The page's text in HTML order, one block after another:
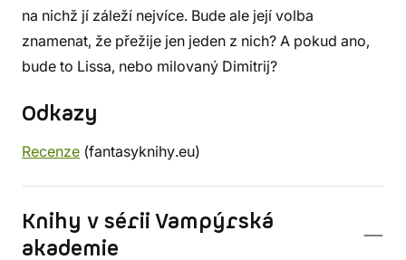
na nichž jí záleží nejvíce. Bude ale její volba
znamenat, že přežije jen jeden z nich? A pokud ano,
bude to Lissa, nebo milovaný Dimitrij?
Odkazy
Recenze (fantasyknihy.eu)
Knihy v sérii Vampýrská
akademie